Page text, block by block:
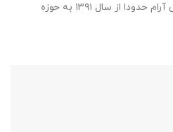
مدیریت محترم شرکت سفیر آبی آرام حدودا از سال ۱۳۹۱ به حوزه